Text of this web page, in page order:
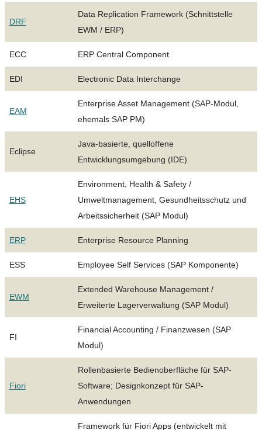
DRF
Data Replication Framework (Schnittstelle
EWM / ERP)
ECC ERP Central Component
EDI Electronic Data Interchange
EAM
Enterprise Asset Management (SAP-Modul,
ehemals SAP PM)
Eclipse
Java-basierte, quelloffene
Entwicklungsumgebung (IDE)
EHS
Environment, Health & Safety /
Umweltmanagement, Gesundheitsschutz und
Arbeitssicherheit (SAP Modul)
ERP Enterprise Resource Planning
ESS Employee Self Services (SAP Komponente)
EWM
Extended Warehouse Management /
Erweiterte Lagerverwaltung (SAP Modul)
FI
Financial Accounting / Finanzwesen (SAP
Modul)
Fiori
Rollenbasierte Bedienoberfläche für SAP-
Software; Designkonzept für SAP-
Anwendungen
Framework für Fiori Apps (entwickelt mit